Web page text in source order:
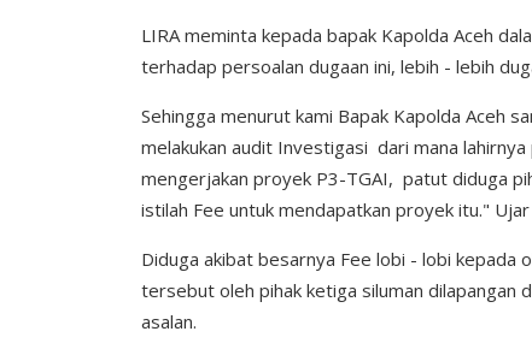
LIRA meminta kepada bapak Kapolda Aceh
terhadap persoalan dugaan ini, lebih - lebih
Sehingga menurut kami Bapak Kapolda Aceh
melakukan audit Investigasi dari mana
mengerjakan proyek P3-TGAI, patut diduga
istilah Fee untuk mendapatkan proyek itu." Ujar
Diduga akibat besarnya Fee lobi - lobi
tersebut oleh pihak ketiga siluman dilapangan
asalan.